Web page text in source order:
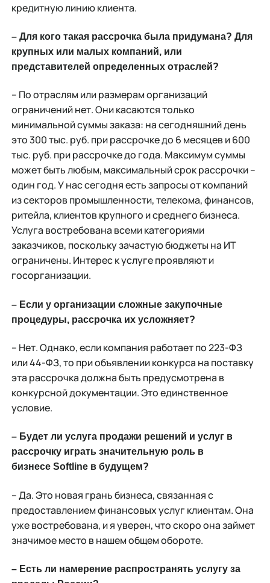
кредитную линию клиента.
– Для кого такая рассрочка была придумана? Для
крупных или малых компаний, или
представителей определенных отраслей?
– По отраслям или размерам организаций
ограничений нет. Они касаются только
минимальной суммы заказа: на сегодняшний день
это 300 тыс. руб. при рассрочке до 6 месяцев и 600
тыс. руб. при рассрочке до года. Максимум суммы
может быть любым, максимальный срок рассрочки –
один год. У нас сегодня есть запросы от компаний
из секторов промышленности, телекома, финансов,
ритейла, клиентов крупного и среднего бизнеса.
Услуга востребована всеми категориями
заказчиков, поскольку зачастую бюджеты на ИТ
ограничены. Интерес к услуге проявляют и
госорганизации.
– Если у организации сложные закупочные
процедуры, рассрочка их усложняет?
– Нет. Однако, если компания работает по 223-ФЗ
или 44-ФЗ, то при объявлении конкурса на поставку
эта рассрочка должна быть предусмотрена в
конкурсной документации. Это единственное
условие.
– Будет ли услуга продажи решений и услуг в
рассрочку играть значительную роль в
бизнесе Softlineв будущем?
– Да. Это новая грань бизнеса, связанная с
предоставлением финансовых услуг клиентам. Она
уже востребована, и я уверен, что скоро она займет
значимое место в нашем общем обороте.
– Есть ли намерение распространять услугу за